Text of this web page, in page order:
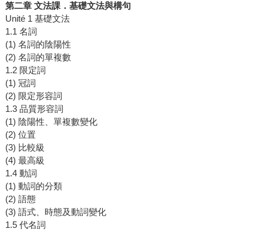
第二章 文法課．基礎文法與構句
Unité 1 基礎文法
1.1 名詞
(1) 名詞的陰陽性
(2) 名詞的單複數
1.2 限定詞
(1) 冠詞
(2) 限定形容詞
1.3 品質形容詞
(1) 陰陽性、單複數變化
(2) 位置
(3) 比較級
(4) 最高級
1.4 動詞
(1) 動詞的分類
(2) 語態
(3) 語式、時態及動詞變化
1.5 代名詞